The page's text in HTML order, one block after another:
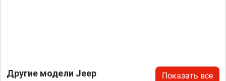
Другие модели Jeep Показать все